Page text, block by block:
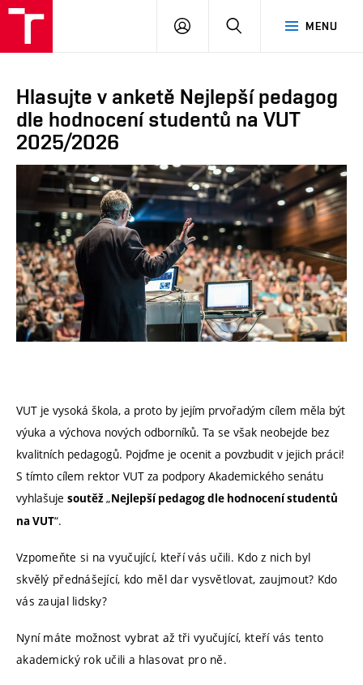
MENU
PŘIHLÁSIT
Hlasujte v anketě Nejlepší pedagog
dle hodnocení studentů na VUT
2025/2026
VUT je vysoká škola, a proto by jejím prvořadým cílem měla být
výuka a výchova nových odborníků. Ta se však neobejde bez
kvalitních pedagogů. Pojďme je ocenit a povzbudit v jejich práci!
S tímto cílem rektor VUT za podpory Akademického senátu
vyhlašuje soutěž„Nejlepší pedagog dle hodnocení studentů
na VUT“.
Vzpomeňte si na vyučující, kteří vás učili. Kdo z nich byl
skvělý přednášející, kdo měl dar vysvětlovat, zaujmout? Kdo
vás zaujal lidsky?
Nyní máte možnost vybrat až tři vyučující, kteří vás tento
akademický rok učili a hlasovat pro ně.